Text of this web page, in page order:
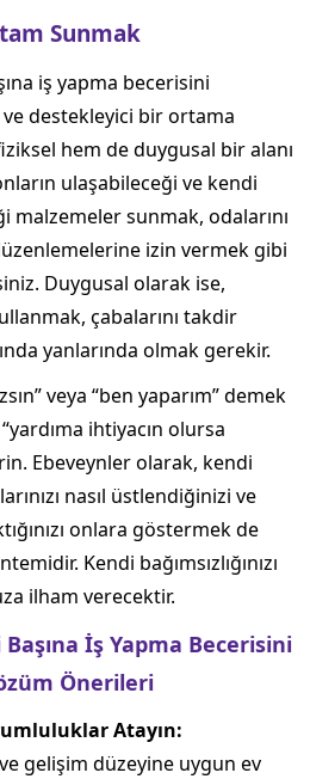
Sunmak
iş yapma becerisini
destekleyici bir ortama
hem de duygusal bir alanı
ulaşabileceği ve kendi
malzemeler sunmak, odalarını
izin vermek gibi
Duygusal olarak ise,
çabalarını takdir
yanlarında olmak gerekir.
veya “ben yaparım” demek
ihtiyacın olursa
Ebeveynler olarak, kendi
nasıl üstlendiğinizi ve
onlara göstermek de
Kendi bağımsızlığınızı
ilham verecektir.
İş Yapma Becerisini
Önerileri
Atayın:
gelişim düzeyine uygun ev